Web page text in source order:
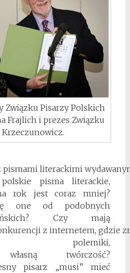
Związku Pisarzy Polskich
Frajlich i prezes Związku
pismami literackimi
pisma literackie,
rok jest coraz mniej?
one od podobnych
Czy mają
z internetem, gdzie
polemiki,
twórczość?
pisarz „musi” mieć